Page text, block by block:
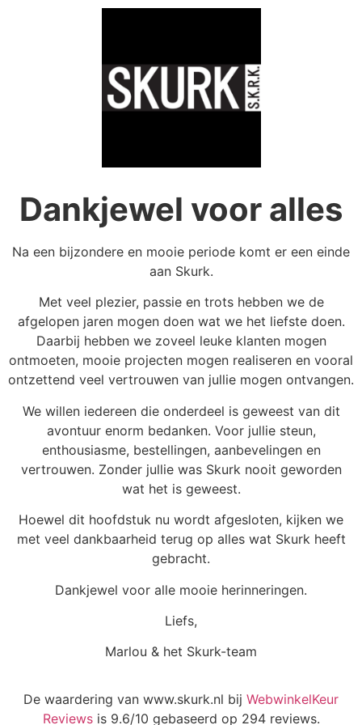
Dankjewel voor alles
Na een bijzondere en mooie periode komt er een einde
aan Skurk.
Met veel plezier, passie en trots hebben we de
afgelopen jaren mogen doen wat we het liefste doen.
Daarbij hebben we zoveel leuke klanten mogen
ontmoeten, mooie projecten mogen realiseren en vooral
ontzettend veel vertrouwen van jullie mogen ontvangen.
We willen iedereen die onderdeel is geweest van dit
avontuur enorm bedanken. Voor jullie steun,
enthousiasme, bestellingen, aanbevelingen en
vertrouwen. Zonder jullie was Skurk nooit geworden
wat het is geweest.
Hoewel dit hoofdstuk nu wordt afgesloten, kijken we
met veel dankbaarheid terug op alles wat Skurk heeft
gebracht.
Dankjewel voor alle mooie herinneringen.
Liefs,
Marlou & het Skurk-team
De waardering van www.skurk.nl bij WebwinkelKeur
Reviewsis 9.6/10 gebaseerd op 294 reviews.